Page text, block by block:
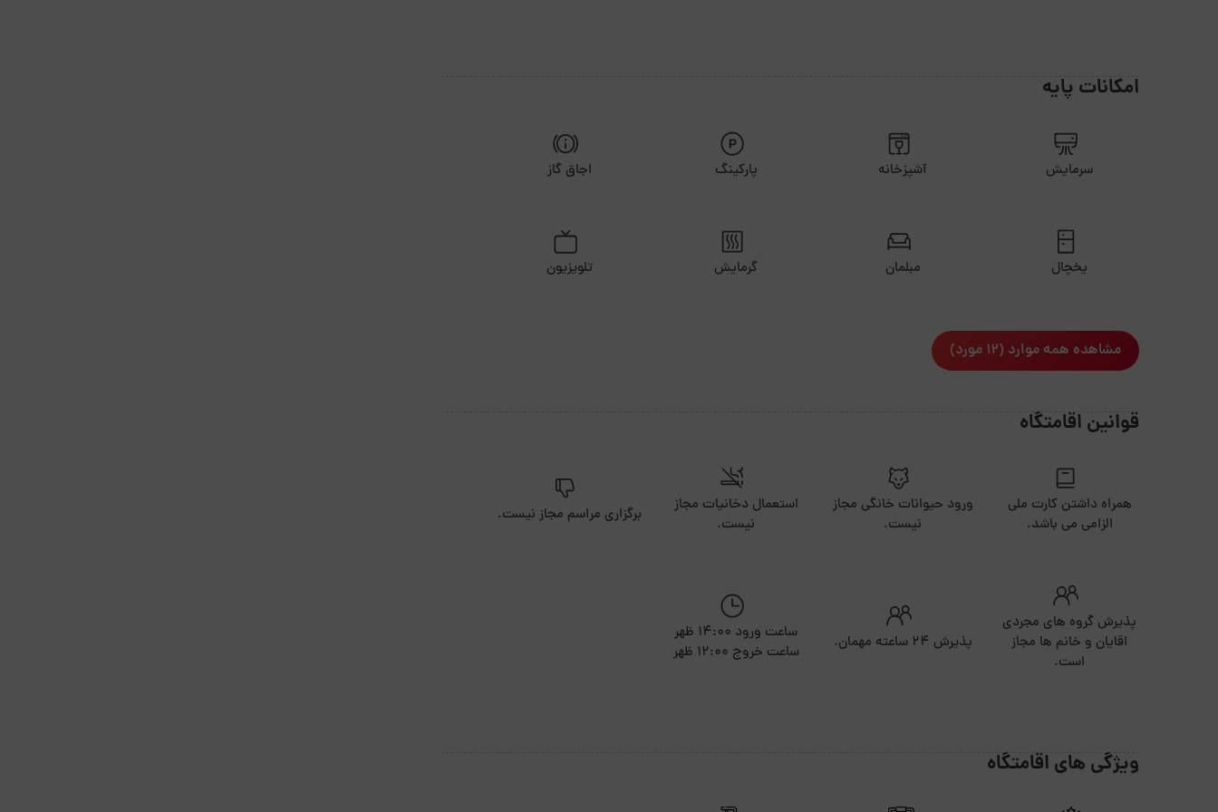
امکانات پایه
سرمایش آشپزخانه پارکینگ اجاق گاز
یخچال مبلمان گرمایش تلویزیون
مشاهده همه موارد (12 مورد)
قوانین اقامتگاه
همراه داشتن کارت ملی
الزامی می باشد.
ورود حیوانات خانگی مجاز
نیست.
استعمال دخانیات مجاز
نیست.
برگزاری مراسم مجاز نیست.
پذیرش گروه های مجردی
اقایان و خانم ها مجاز
است.
پذیرش ۲۴ ساعته مهمان.
ساعت ورود 14:00 ظهر
ساعت خروج 12:00 ظهر
ویژگی های اقامتگاه